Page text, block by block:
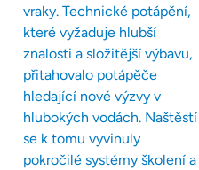
vraky. Technické potápění,
které vyžaduje hlubší
znalosti a složitější výbavu,
přitahovalo potápěče
hledající nové výzvy v
hlubokých vodách. Naštěstí
se k tomu vyvinuly
pokročilé systémy školení a